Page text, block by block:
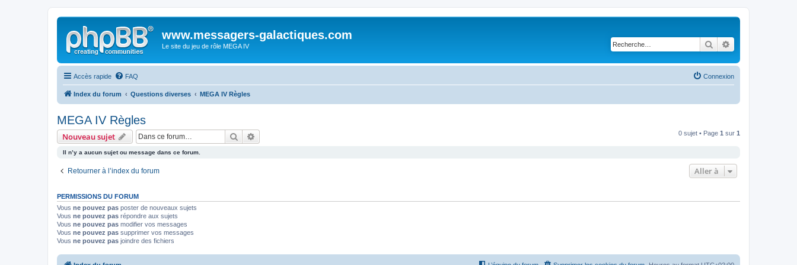
www.messagers-galactiques.com
Le site du jeu de rôle MEGA IV Rechercher
Accès rapide FAQ Connexion
Index du forum Questions diverses MEGA IV Règles
MEGA IV Règles
Nouveau sujet Rechercher 0 sujet • Page 1 sur 1
Il n’y a aucun sujet ou message dans ce forum.
Retourner à l’index du forum Aller à
PERMISSIONS DU FORUM
Vous ne pouvez pas poster de nouveaux sujets
Vous ne pouvez pas répondre aux sujets
Vous ne pouvez pas modifier vos messages
Vous ne pouvez pas supprimer vos messages
Vous ne pouvez pas joindre des fichiers